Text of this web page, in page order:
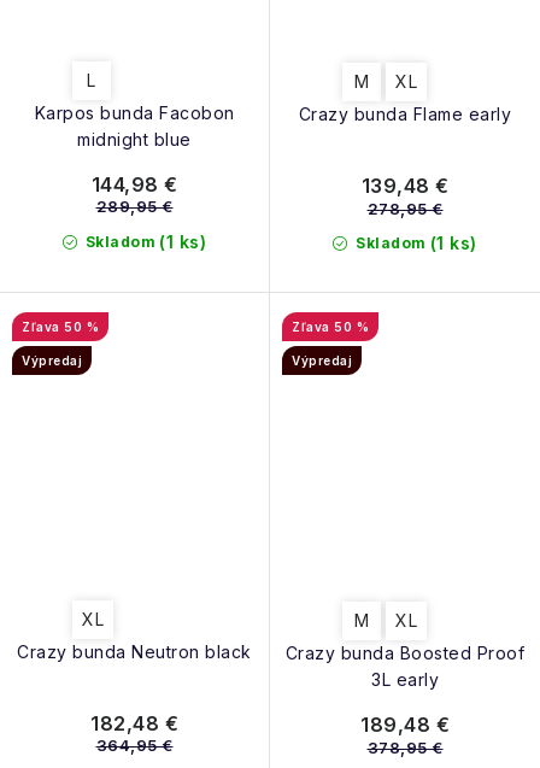
Karpos bunda Facobon
midnight blue
L
Skladom (1 ks)
144,98 €
289,95 €
Crazy bunda Flame early
M XL
Skladom (1 ks)
139,48 €
278,95 €
Crazy bunda Neutron black
50 %
Výpredaj
XL
182,48 €
364,95 €
Crazy bunda Boosted Proof
3L early
50 %
Výpredaj
M XL
189,48 €
378,95 €